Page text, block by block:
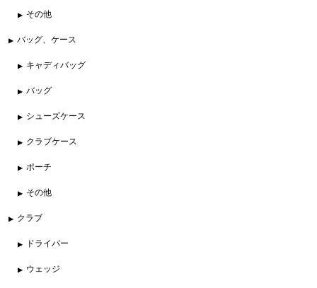
その他
バッグ、ケース
キャディバッグ
バッグ
シューズケース
クラブケース
ポーチ
その他
クラブ
ドライバー
ウェッジ